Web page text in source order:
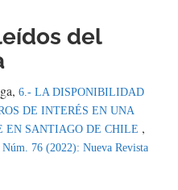
del
6.- LA DISPONIBILIDAD
DE INTERÉS EN UNA
EN SANTIAGO DE CHILE ,
76 (2022): Nueva Revista